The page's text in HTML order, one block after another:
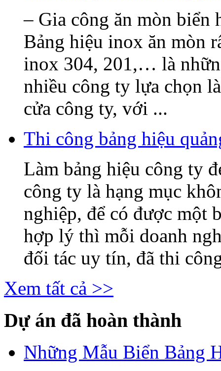
– Gia công ăn mòn biển
Bảng hiệu inox ăn mòn
inox 304, 201,… là
nhiều công ty lựa chọn
cửa công ty, với ...
Thi công bảng hiệu
Làm bảng hiệu công ty
công ty là hạng mục
nghiệp, để có được một
hợp lý thì mỗi doanh
đối tác uy tín, đã thi
Xem tất cả >>
Dự án đã hoàn thành
Những Mẫu Biển Bảng